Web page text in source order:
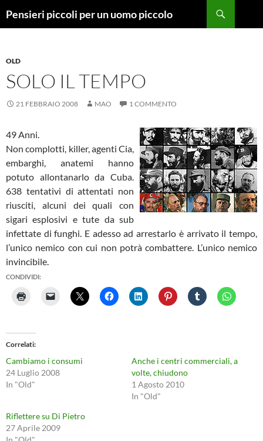
Pensieri piccoli per un uomo piccolo
OLD
SOLO IL TEMPO
21 FEBBRAIO 2008 MAO 1 COMMENTO
49 Anni.
Non complotti, killer, agenti Cia,
embarghi, anatemi hanno
potuto allontanarlo da Cuba.
638 tentativi di attentati non
riusciti, alcuni dei quali con
sigari esplosivi e tute da sub
infettate di funghi. E adesso ad arrestarlo è arrivato il tempo,
l’unico nemico con cui non potrà combattere. L’unico nemico
invincibile.
CONDIVIDI:
Correlati
Cambiamo i consumi
24 Luglio 2008
In "Old"
Anche i centri commerciali, a
volte, chiudono
1 Agosto 2010
In "Old"
Riflettere su Di Pietro
27 Aprile 2009